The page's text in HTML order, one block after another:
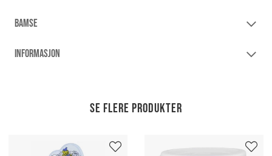
BAMSE
INFORMASJON
Se flere produkter